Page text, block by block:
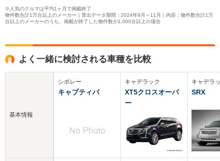
※人気のクルマは平均1ヶ月で掲載終了
物件数合計1万台以上のメーカー｜算出データ期間：2024年9月～11月｜内容：物件数合計1万
台以上のメーカーのうち、掲載が終了した物件数が1,000台以上の場合
よく一緒に検討される車種を比較
基本情報
シボレー
キャプティバ
キャデラック
XT5クロスオーバ
ー
キャデラ
SRX